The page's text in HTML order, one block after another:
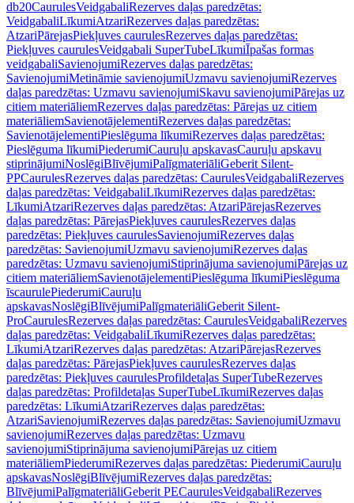
db20CaurulesVeidgabaliRezerves daļas paredzētas:
VeidgabaliLīkumiAtzariRezerves daļas paredzētas:
AtzariPārejasPiekļuves caurulesRezerves daļas paredzētas:
Piekļuves caurulesVeidgabali SuperTubeLīkumiĪpašas formas
veidgabaliSavienojumiRezerves daļas paredzētas:
SavienojumiMetināmie savienojumiUzmavu savienojumiRezerves
daļas paredzētas: Uzmavu savienojumiSkavu savienojumiPārejas uz
citiem materiāliemRezerves daļas paredzētas: Pārejas uz citiem
materiāliemSavienotājelementiRezerves daļas paredzētas:
SavienotājelementiPieslēguma līkumiRezerves daļas paredzētas:
Pieslēguma līkumiPiederumiCauruļu apskavasCauruļu apskavu
stiprinājumiNoslēgiBlīvējumiPalīgmateriāliGeberit Silent-
PPCaurulesRezerves daļas paredzētas: CaurulesVeidgabaliRezerves
daļas paredzētas: VeidgabaliLīkumiRezerves daļas paredzētas:
LīkumiAtzariRezerves daļas paredzētas: AtzariPārejasRezerves
daļas paredzētas: PārejasPiekļuves caurulesRezerves daļas
paredzētas: Piekļuves caurulesSavienojumiRezerves daļas
paredzētas: SavienojumiUzmavu savienojumiRezerves daļas
paredzētas: Uzmavu savienojumiStiprinājuma savienojumiPārejas uz
citiem materiāliemSavienotājelementiPieslēguma līkumiPieslēguma
īscaurulePiederumiCauruļu
apskavasNoslēgiBlīvējumiPalīgmateriāliGeberit Silent-
ProCaurulesRezerves daļas paredzētas: CaurulesVeidgabaliRezerves
daļas paredzētas: VeidgabaliLīkumiRezerves daļas paredzētas:
LīkumiAtzariRezerves daļas paredzētas: AtzariPārejasRezerves
daļas paredzētas: PārejasPiekļuves caurulesRezerves daļas
paredzētas: Piekļuves caurulesProfildetaļas SuperTubeRezerves
daļas paredzētas: Profildetaļas SuperTubeLīkumiRezerves daļas
paredzētas: LīkumiAtzariRezerves daļas paredzētas:
AtzariSavienojumiRezerves daļas paredzētas: SavienojumiUzmavu
savienojumiRezerves daļas paredzētas: Uzmavu
savienojumiStiprinājuma savienojumiPārejas uz citiem
materiāliemPiederumiRezerves daļas paredzētas: PiederumiCauruļu
apskavasNoslēgiBlīvējumiRezerves daļas paredzētas:
BlīvējumiPalīgmateriāliGeberit PECaurulesVeidgabaliRezerves